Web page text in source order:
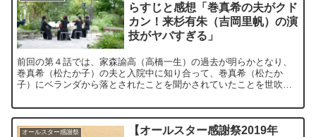
らすじと感想「巻真希の夫がクド
カン！来杉有朱（吉岡里帆）の演
技がヤバすぎる」
前回の第４話では、家森諭高（高橋一生）の過去が明らかとなり、
巻真希（松たか子）の夫と入院中に知り合って、巻真希（松たか
子）にベランダから落とされたことを聞かされていたことを世吹す
オールスター感謝祭
【オールスター感謝祭2019年